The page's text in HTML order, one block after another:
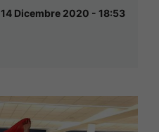
14 Dicembre 2020 - 18:53